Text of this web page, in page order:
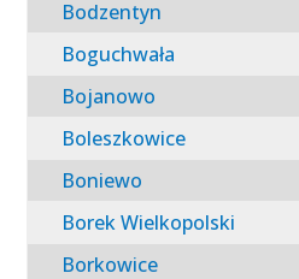
Bodzentyn
Boguchwała
Bojanowo
Boleszkowice
Boniewo
Borek Wielkopolski
Borkowice